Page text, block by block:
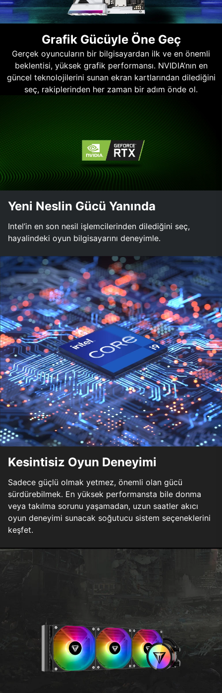
Grafik Gücüyle Öne Geç
Gerçek oyuncuların bir bilgisayardan ilk ve en önemli
beklentisi, yüksek grafik performansı. NVIDIA’nın en
güncel teknolojilerini sunan ekran kartlarından dilediğini
seç, rakiplerinden her zaman bir adım önde ol.
Yeni Neslin Gücü Yanında
Intel’in en son nesil işlemcilerinden dilediğini seç,
hayalindeki oyun bilgisayarını deneyimle.
Kesintisiz Oyun Deneyimi
Sadece güçlü olmak yetmez, önemli olan gücü
sürdürebilmek. En yüksek performansta bile donma
veya takılma sorunu yaşamadan, uzun saatler akıcı
oyun deneyimi sunacak soğutucu sistem seçeneklerini
keşfet.